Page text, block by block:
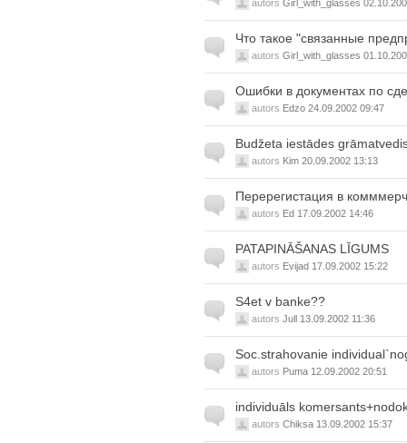
autors Girl_with_glasses
Что такое "связанные
autors Girl_with_glasses
Ошибки в документах по
autors Edzo 24.09.2002 09:47
Budžeta iestādes
autors Kim 20.09.2002 13:13
Перерегистация в
autors Ed 17.09.2002 14:46
PATAPINĀŠANAS LĪGUMS
autors Evijad 17.09.2002 15:22
S4et v banke??
autors Jull 13.09.2002 11:36
Soc.strahovanie
autors Puma 12.09.2002 20:51
individuāls
autors Chiksa 13.09.2002 15:37